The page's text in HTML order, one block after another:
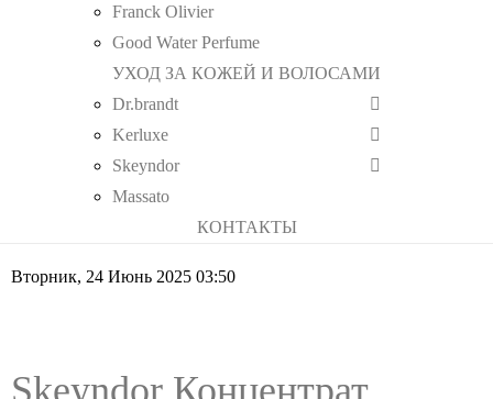
Franck Olivier
Good Water Perfume
УХОД ЗА КОЖЕЙ И ВОЛОСАМИ
Dr.brandt
Kerluxe
Skeyndor
Massato
КОНТАКТЫ
Вторник, 24 Июнь 2025 03:50